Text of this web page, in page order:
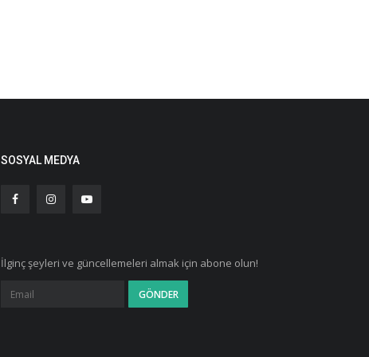
SOSYAL MEDYA
İlginç şeyleri ve güncellemeleri almak için abone olun!